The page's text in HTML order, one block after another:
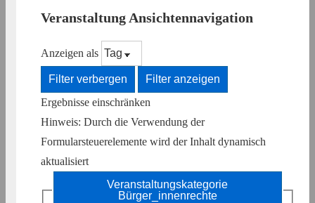
Veranstaltung Ansichtennavigation
Anzeigen als
Filter verbergen
Filter anzeigen
Ergebnisse einschränken
Hinweis: Durch die Verwendung der
Formularsteuerelemente wird der Inhalt dynamisch
aktualisiert
Veranstaltungskategorie
Bürger_innenrechte